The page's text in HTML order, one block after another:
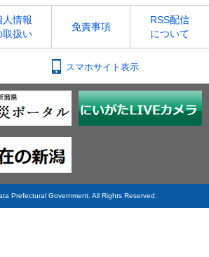
人情報
取扱い
免責事項
RSS配信
について
スマホサイト表示
Prefectural Government. All Rights Reserved.